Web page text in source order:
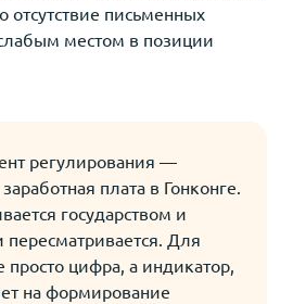
отсутствие письменных
местом в позиции
регулирования —
плата в Гонконге.
государством и
пересматривается. Для
просто цифра, а индикатор,
на формирование